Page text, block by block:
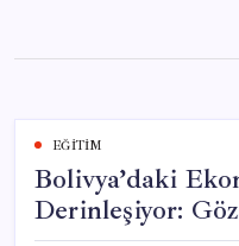
content
EĞITIM
Bolivya’daki
Derinleşiyor: